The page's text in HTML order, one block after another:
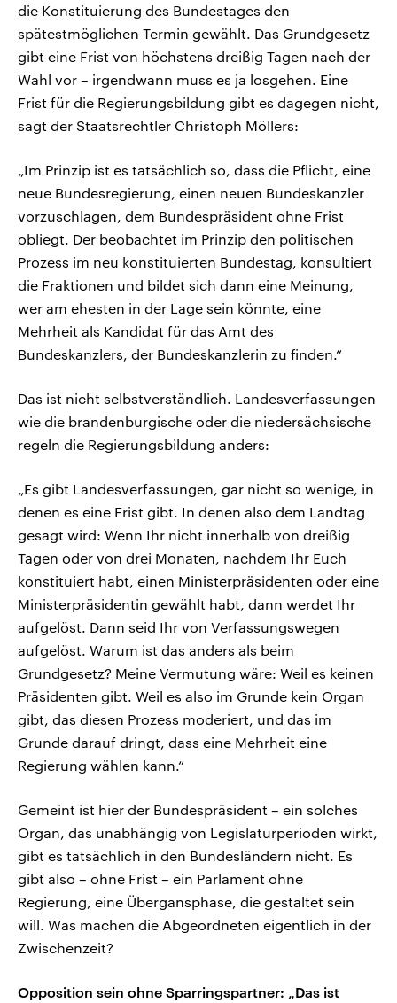
die Konstituierung des Bundestages den
spätestmöglichen Termin gewählt. Das Grundgesetz
gibt eine Frist von höchstens dreißig Tagen nach der
Wahl vor – irgendwann muss es ja losgehen. Eine
Frist für die Regierungsbildung gibt es dagegen nicht,
sagt der Staatsrechtler Christoph Möllers:
„Im Prinzip ist es tatsächlich so, dass die Pflicht, eine
neue Bundesregierung, einen neuen Bundeskanzler
vorzuschlagen, dem Bundespräsident ohne Frist
obliegt. Der beobachtet im Prinzip den politischen
Prozess im neu konstituierten Bundestag, konsultiert
die Fraktionen und bildet sich dann eine Meinung,
wer am ehesten in der Lage sein könnte, eine
Mehrheit als Kandidat für das Amt des
Bundeskanzlers, der Bundeskanzlerin zu finden.“
Das ist nicht selbstverständlich. Landesverfassungen
wie die brandenburgische oder die niedersächsische
regeln die Regierungsbildung anders:
„Es gibt Landesverfassungen, gar nicht so wenige, in
denen es eine Frist gibt. In denen also dem Landtag
gesagt wird: Wenn Ihr nicht innerhalb von dreißig
Tagen oder von drei Monaten, nachdem Ihr Euch
konstituiert habt, einen Ministerpräsidenten oder eine
Ministerpräsidentin gewählt habt, dann werdet Ihr
aufgelöst. Dann seid Ihr von Verfassungswegen
aufgelöst. Warum ist das anders als beim
Grundgesetz? Meine Vermutung wäre: Weil es keinen
Präsidenten gibt. Weil es also im Grunde kein Organ
gibt, das diesen Prozess moderiert, und das im
Grunde darauf dringt, dass eine Mehrheit eine
Regierung wählen kann.“
Gemeint ist hier der Bundespräsident – ein solches
Organ, das unabhängig von Legislaturperioden wirkt,
gibt es tatsächlich in den Bundesländern nicht. Es
gibt also – ohne Frist – ein Parlament ohne
Regierung, eine Übergansphase, die gestaltet sein
will. Was machen die Abgeordneten eigentlich in der
Zwischenzeit?
Opposition sein ohne Sparringspartner: „Das ist